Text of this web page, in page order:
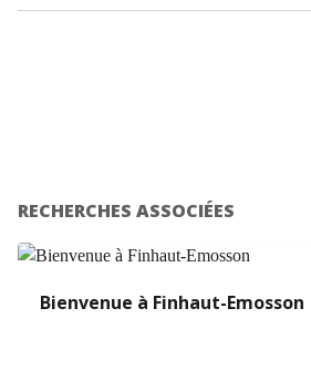
RECHERCHES ASSOCIÉES
Bienvenue à Finhaut-Emosson